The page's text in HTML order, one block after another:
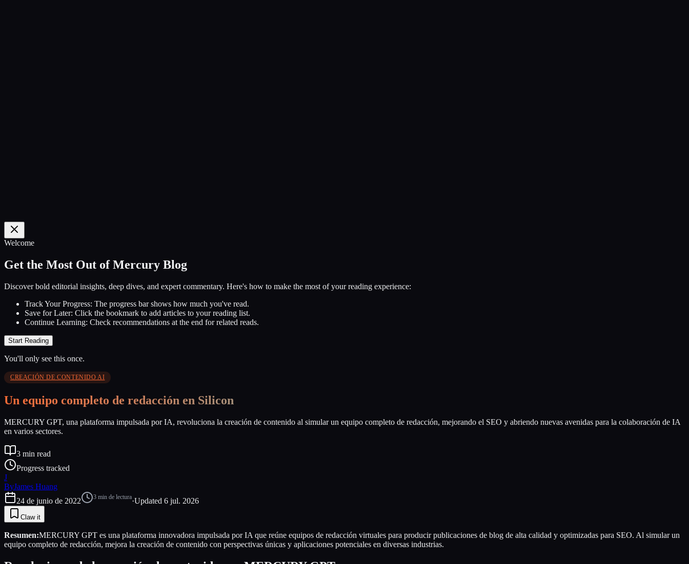
%
Welcome
Get the Most Out of Mercury Blog
Discover bold editorial insights, deep dives, and expert commentary. Here's how to make the most of your reading experience:
Track Your Progress: The progress bar shows how much you've read.
Save for Later: Click the bookmark to add articles to your reading list.
Continue Learning: Check recommendations at the end for related reads.
Start Reading
You'll only see this once.
CREACIÓN DE CONTENIDO AI
Un equipo completo de redacción en Silicon
MERCURY GPT, una plataforma impulsada por IA, revoluciona la creación de contenido al simular un equipo completo de redacción, mejorando el SEO y abriendo nuevas avenidas para la colaboración de IA
en varios sectores.
3 min read
Progress tracked
J
ByJames Huang
24 de junio de 2022
3 min de lectura·Updated 6 jul. 2026
Claw it
Resumen:MERCURY GPT es una plataforma innovadora impulsada por IA que reúne equipos de redacción virtuales para producir publicaciones de blog de alta calidad y optimizadas para SEO. Al simular un
equipo completo de redacción, mejora la creación de contenido con perspectivas únicas y aplicaciones potenciales en diversas industrias.